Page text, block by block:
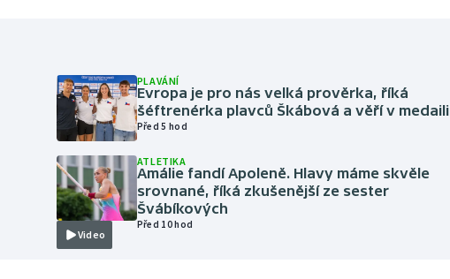
PLAVÁNÍ
Evropa je pro nás velká prověrka, říká
šéftrenérka plavců Škábová a věří v medaili
Před 5 hod
Video
ATLETIKA
Amálie fandí Apoleně. Hlavy máme skvěle
srovnané, říká zkušenější ze sester
Švábíkových
Před 10 hod